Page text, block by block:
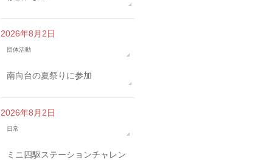
2026年8月2日
団体活動
南向台の夏祭りに参加
2026年8月2日
日常
ミニ四駆ステーションチャレン